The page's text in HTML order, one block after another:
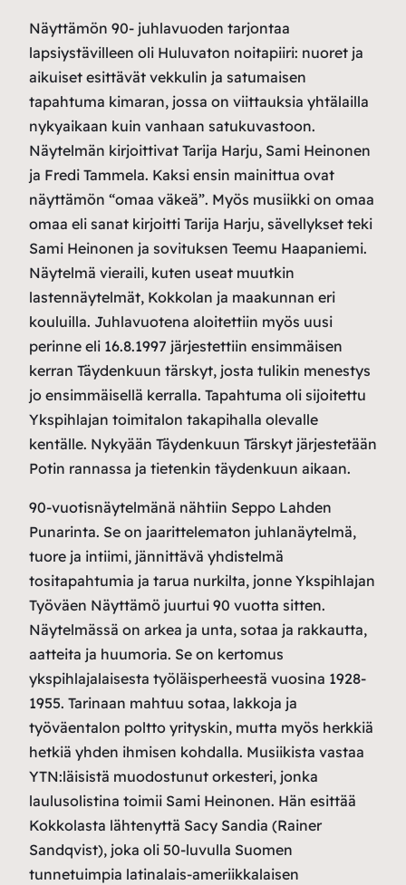
Näyttämön 90- juhlavuoden tarjontaa
lapsiystävilleen oli Huluvaton noitapiiri: nuoret ja
aikuiset esittävät vekkulin ja satumaisen
tapahtuma kimaran, jossa on viittauksia yhtälailla
nykyaikaan kuin vanhaan satukuvastoon.
Näytelmän kirjoittivat Tarija Harju, Sami Heinonen
ja Fredi Tammela. Kaksi ensin mainittua ovat
näyttämön “omaa väkeä”. Myös musiikki on omaa
omaa eli sanat kirjoitti Tarija Harju, sävellykset teki
Sami Heinonen ja sovituksen Teemu Haapaniemi.
Näytelmä vieraili, kuten useat muutkin
lastennäytelmät, Kokkolan ja maakunnan eri
kouluilla. Juhlavuotena aloitettiin myös uusi
perinne eli 16.8.1997 järjestettiin ensimmäisen
kerran Täydenkuun tärskyt, josta tulikin menestys
jo ensimmäisellä kerralla. Tapahtuma oli sijoitettu
Ykspihlajan toimitalon takapihalla olevalle
kentälle. Nykyään Täydenkuun Tärskyt järjestetään
Potin rannassa ja tietenkin täydenkuun aikaan.
90-vuotisnäytelmänä nähtiin Seppo Lahden
Punarinta. Se on jaarittelematon juhlanäytelmä,
tuore ja intiimi, jännittävä yhdistelmä
tositapahtumia ja tarua nurkilta, jonne Ykspihlajan
Työväen Näyttämö juurtui 90 vuotta sitten.
Näytelmässä on arkea ja unta, sotaa ja rakkautta,
aatteita ja huumoria. Se on kertomus
ykspihlajalaisesta työläisperheestä vuosina 1928-
1955. Tarinaan mahtuu sotaa, lakkoja ja
työväentalon poltto yrityskin, mutta myös herkkiä
hetkiä yhden ihmisen kohdalla. Musiikista vastaa
YTN:läisistä muodostunut orkesteri, jonka
laulusolistina toimii Sami Heinonen. Hän esittää
Kokkolasta lähtenyttä Sacy Sandia (Rainer
Sandqvist), joka oli 50-luvulla Suomen
tunnetuimpia latinalais-ameriikkalaisen